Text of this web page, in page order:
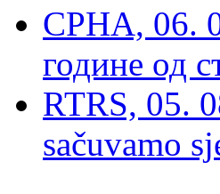
СРНА, 06.
године од
RTRS, 05.
sačuvamo